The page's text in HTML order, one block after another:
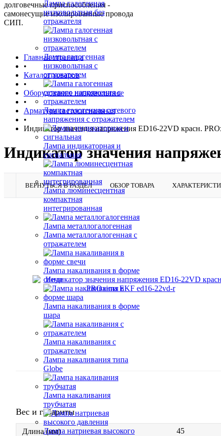
Лампа галогенная
низковольтная без
отражателя
Лампа галогенная
низковольтная с
отражателем
Лампа галогенная сетевого
напряжения с отражателем
Лампа индикаторная и
сигнальная
Лампа люминесцентная
компактная
интегрированная
Лампа металлогалогенная
Лампа металлогалогенная с
отражателем
Лампа накаливания в форме
свечи
Лампа накаливания в форме
шара
Лампа накаливания с
отражателем
Лампа накаливания типа
Globe
Лампа накаливания
трубчатая
Лампа натриевая высокого
долговечные приспособления -
самонесущие изолированные провода
СИП.
Главная страница
•
Каталог товаров
•
Оборудование низковольтное
•
Арматура светосигнальная
•
Индикатор значения напряжения ED16-22VD красн.
Индикатор значения
ВЕРНУТЬСЯ В РАЗДЕЛ ОБЗОР ТОВАРА
Вес и габариты
Длина (мм)
45